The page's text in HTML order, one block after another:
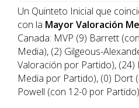
Un Quinteto Inicial que
con la MayorValoración
Canada: MVP (9) Barrett
Media), (2) Gilgeous-
Valoración por Partido), (24)
Media por Partido), (0) Dort
Powell (con 12-0 por